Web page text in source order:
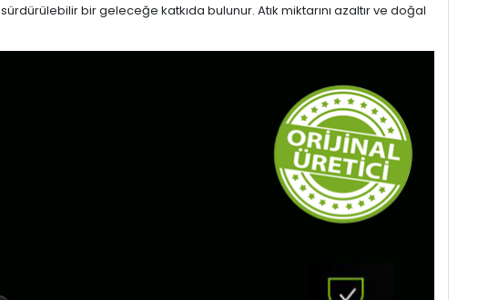
bir geleceğe katkıda bulunur. Atık miktarını azaltır ve doğal